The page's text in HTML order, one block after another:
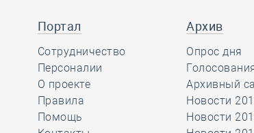
за год
29.12, 11:28 0
Ирек Файзуллин поблагодарил
Анвара Шамузафарова за участие
в подготовке и проведении II
Портал
Сотрудничество
Персоналии
О проекте
Правила
Помощь
Архив
Опрос дня
Архивный
Новости
Новости